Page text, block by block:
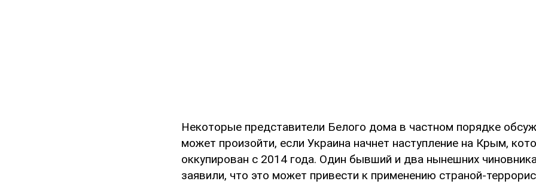
Некоторые представители Белого дома в частном порядке
может произойти, если Украина начнет наступление на Крым,
оккупирован с 2014 года. Один бывший и два нынешних
заявили, что это может привести к применению страной-